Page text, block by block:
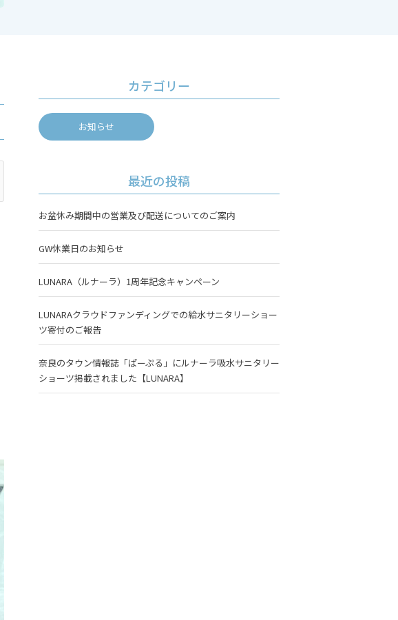
カテゴリー
お知らせ
最近の投稿
お盆休み期間中の営業及び配送についてのご案内
GW休業日のお知らせ
LUNARA（ルナーラ）1周年記念キャンペーン
LUNARAクラウドファンディングでの給水サニタリーショー
ツ寄付のご報告
奈良のタウン情報誌「ぱーぷる」にルナーラ吸水サニタリー
ショーツ掲載されました【LUNARA】